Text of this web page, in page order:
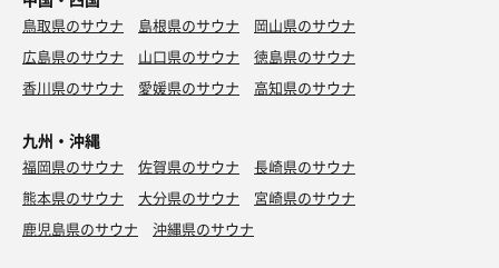
鳥取県のサウナ 島根県のサウナ
岡山県のサウナ
広島県のサウナ
山口県のサウナ
徳島県のサウナ
香川県のサウナ
愛媛県のサウナ 高知県のサウナ
九州・沖縄
福岡県のサウナ 佐賀県のサウナ
長崎県のサウナ
熊本県のサウナ
大分県のサウナ
宮崎県のサウナ
鹿児島県のサウナ
沖縄県のサウナ